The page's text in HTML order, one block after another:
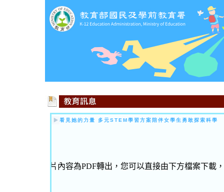
看見她的力量 多元STEM學習方案陪伴女學生勇敢探索科學